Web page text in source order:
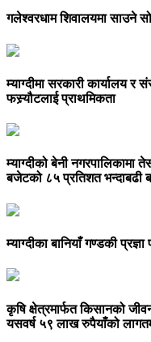
गलेश्वरधाम शिवालयमा साउने
म्याग्दीमा सरकारी कार्यालय र
फस्र्यौटलाई प्राथमिकता
म्याग्दीको बेनी नगरपालिकामा
बजेटको ८५ प्रतिशत भन्दाबढी
म्याग्दीका बानियाँ गण्डकी
कृषि क्षेत्रमार्फत किसानको
यसवर्ष ५९ लाख रुपैयाँको